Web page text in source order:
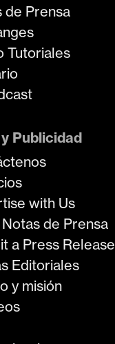
de Prensa
Tutoriales
Publicidad
with Us
Notas de Prensa
a Press Release
Editoriales
y misión